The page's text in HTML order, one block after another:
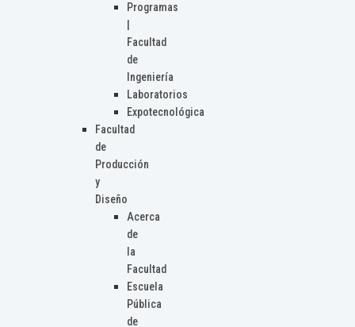
Programas
Facultad
de
Ingeniería
Laboratorios
Expotecnológica
Facultad
de
Producción
y
Diseño
Acerca
de
la
Facultad
Escuela
Pública
de